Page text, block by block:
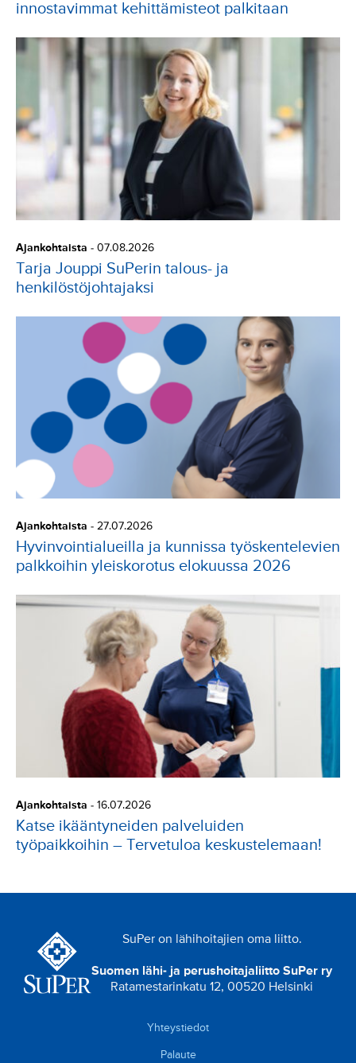
innostavimmat kehittämisteot palkitaan
Ajankohtaista - 07.08.2026
Tarja Jouppi SuPerin talous- ja
henkilöstöjohtajaksi
Ajankohtaista - 27.07.2026
Hyvinvointialueilla ja kunnissa työskentelevien
palkkoihin yleiskorotus elokuussa 2026
Ajankohtaista - 16.07.2026
Katse ikääntyneiden palveluiden
työpaikkoihin – Tervetuloa keskustelemaan!
SuPer on lähihoitajien oma liitto.
Suomen lähi- ja perushoitajaliitto SuPer ry
Ratamestarinkatu 12, 00520 Helsinki
Yhteystiedot
Palaute